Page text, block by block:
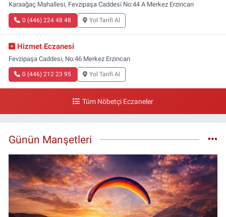
Karaağaç Mahallesi, Fevzipaşa Caddesi No:44 A Merkez Erzincan
0 (446) 224 48 48 Yol Tarifi Al
Hizmet Eczanesi
Fevzipaşa Caddesi, No:46 Merkez Erzincan
0 (446) 212 23 95 Yol Tarifi Al
Tüm Nöbetçi Eczaneler
Günün Manşetleri